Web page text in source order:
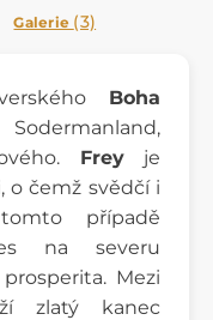
Galerie (3)
Boha
Sodermanland,
Freyje
o čemž svědčí i
případě
na severu
Mezi
zlatý kanec